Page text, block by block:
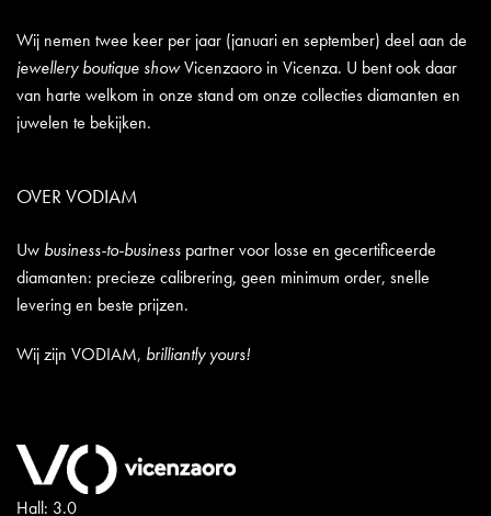
Wij nemen twee keer per jaar (januari en september) deel aan de
jewellery boutique showVicenzaoro in Vicenza. U bent ook daar
van harte welkom in onze stand om onze collecties diamanten en
juwelen te bekijken.
OVER VODIAM
Uw business-to-business partner voor losse en gecertificeerde
diamanten: precieze calibrering, geen minimum order, snelle
levering en beste prijzen.
Wij zijn VODIAM, brilliantly yours!
Hall: 3.0